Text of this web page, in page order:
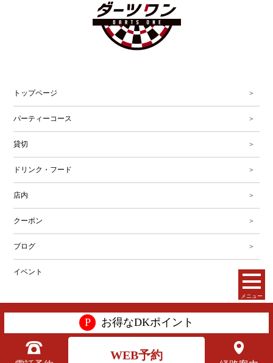
メニュー
トップページ
パーティーコース
貸切
ドリンク・フード
店内
クーポン
ブログ
イベント
Copyright(C) 株式会社第一興商. All Rights Reserved.
P お得なDKポイント
WEB予約